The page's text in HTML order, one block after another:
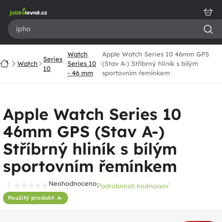
obsah
DomůWatch
Series
10
Watch
Series 10
- 46 mm
Apple Watch Series 10 46mm GPS
(Stav A-) Stříbrný hliník s bílým
sportovním řemínkem
Apple Watch Series 10
46mm GPS (Stav A-)
Stříbrný hliník s bílým
sportovním řemínkem
Použitý produkt: A-
Průměrné
hodnocení
NeohodnocenoPodrobnosti hodnocení